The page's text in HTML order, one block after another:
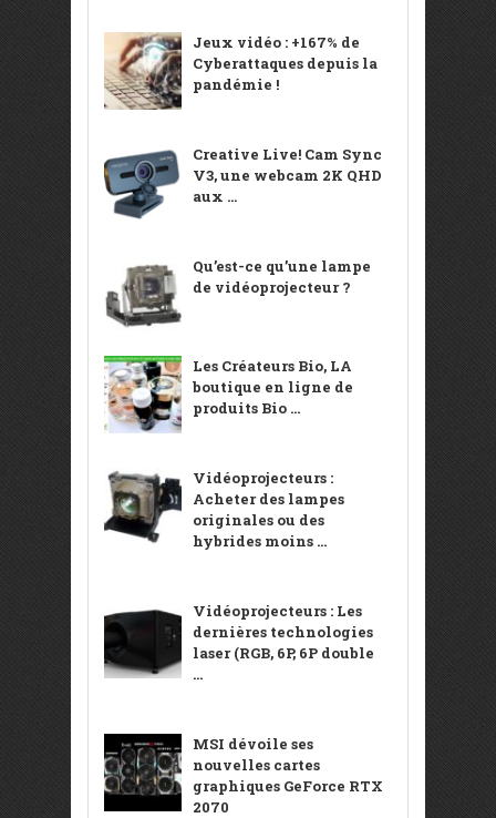
Jeux vidéo : +167% de
Cyberattaques depuis la
pandémie !
Creative Live! Cam Sync
V3, une webcam 2K QHD
aux ...
Qu’est-ce qu’une lampe
de vidéoprojecteur ?
Les Créateurs Bio, LA
boutique en ligne de
produits Bio ...
Vidéoprojecteurs :
Acheter des lampes
originales ou des
hybrides moins ...
Vidéoprojecteurs : Les
dernières technologies
laser (RGB, 6P, 6P double
...
MSI dévoile ses
nouvelles cartes
graphiques GeForce RTX
2070